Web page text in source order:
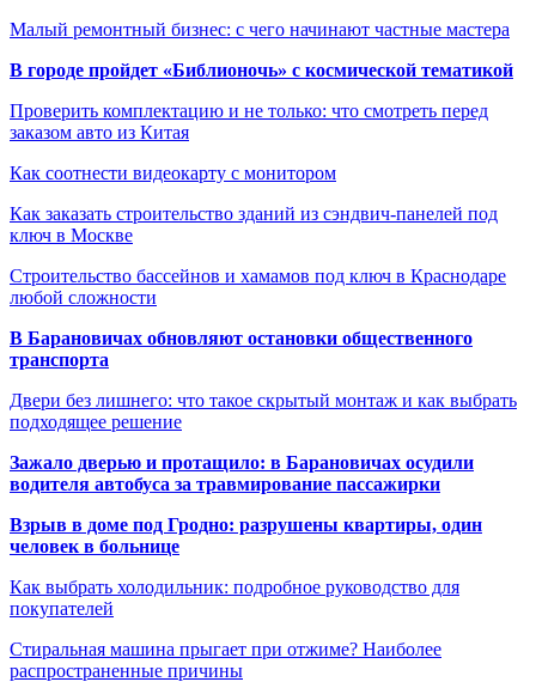
Малый ремонтный бизнес: с чего начинают частные мастера
В городе пройдет «Библионочь» с космической тематикой
Проверить комплектацию и не только: что смотреть перед
заказом авто из Китая
Как соотнести видеокарту с монитором
Как заказать строительство зданий из сэндвич-панелей под
ключ в Москве
Строительство бассейнов и хамамов под ключ в Краснодаре
любой сложности
В Барановичах обновляют остановки общественного
транспорта
Двери без лишнего: что такое скрытый монтаж и как выбрать
подходящее решение
Зажало дверью и протащило: в Барановичах осудили
водителя автобуса за травмирование пассажирки
Взрыв в доме под Гродно: разрушены квартиры, один
человек в больнице
Как выбрать холодильник: подробное руководство для
покупателей
Стиральная машина прыгает при отжиме? Наиболее
распространенные причины